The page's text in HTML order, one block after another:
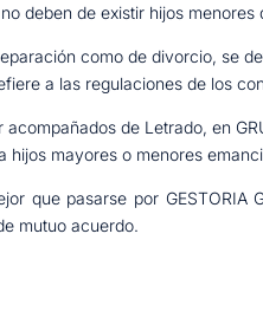
deben de existir hijos
como de divorcio, se
a las regulaciones de los
acompañados de Letrado, en
hijos mayores o menores
que pasarse por
mutuo acuerdo.